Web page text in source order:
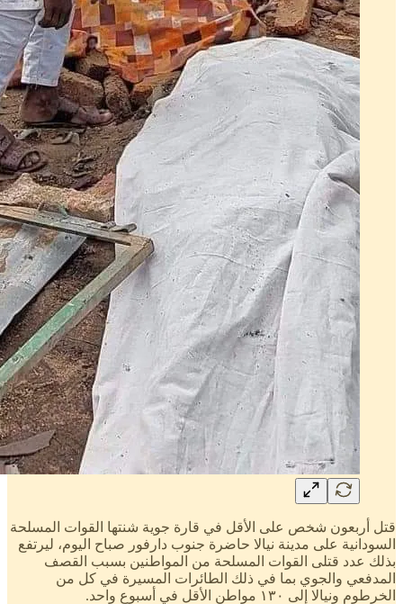
قتل أربعون شخص على الأقل في قارة جوية شنتها القوات المسلحة
السودانية على مدينة نيالا حاضرة جنوب دارفور صباح اليوم، ليرتفع
بذلك عدد قتلى القوات المسلحة من المواطنين بسبب القصف
المدفعي والجوي بما في ذلك الطائرات المسيرة في كل من
الخرطوم ونيالا إلى ١٣٠ مواطن الأقل في أسبوع واحد.